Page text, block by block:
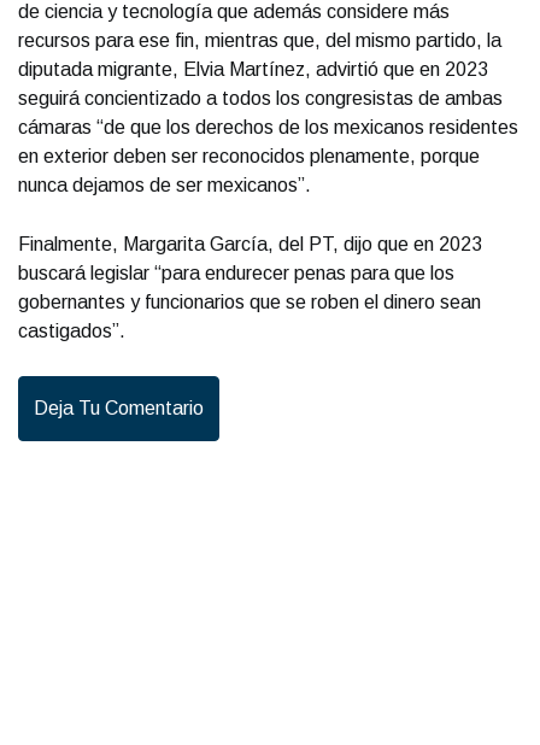
de ciencia y tecnología que además considere más
recursos para ese fin, mientras que, del mismo partido, la
diputada migrante, Elvia Martínez, advirtió que en 2023
seguirá concientizado a todos los congresistas de ambas
cámaras “de que los derechos de los mexicanos residentes
en exterior deben ser reconocidos plenamente, porque
nunca dejamos de ser mexicanos”.
Finalmente, Margarita García, del PT, dijo que en 2023
buscará legislar “para endurecer penas para que los
gobernantes y funcionarios que se roben el dinero sean
castigados”.
Deja Tu Comentario